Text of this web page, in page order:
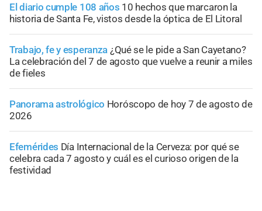
El diario cumple 108 años 10 hechos que marcaron la
historia de Santa Fe, vistos desde la óptica de El Litoral
Trabajo, fe y esperanza ¿Qué se le pide a San Cayetano?
La celebración del 7 de agosto que vuelve a reunir a miles
de fieles
Panorama astrológico Horóscopo de hoy 7 de agosto de
2026
Efemérides Día Internacional de la Cerveza: por qué se
celebra cada 7 agosto y cuál es el curioso origen de la
festividad